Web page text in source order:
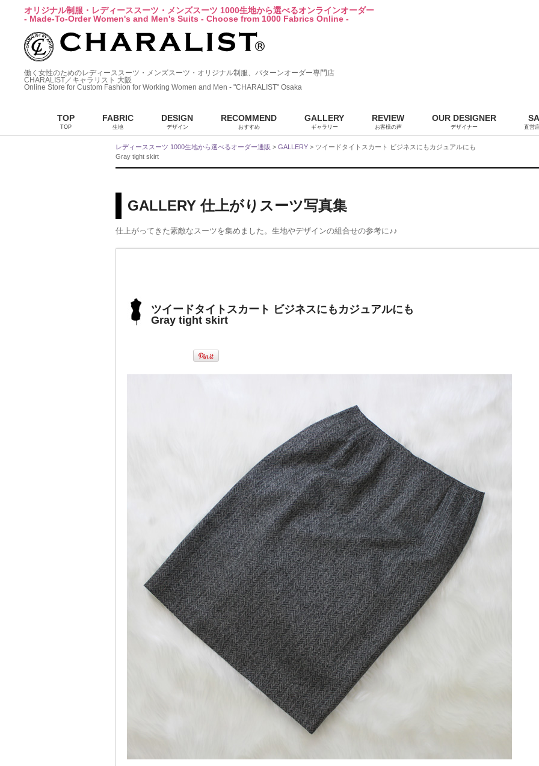
オリジナル制服・レディーススーツ・メンズスーツ 1000生地から選べるオンラインオーダー
- Made-To-Order Women's and Men's Suits - Choose from 1000 Fabrics Online -
働く女性のためのレディーススーツ・メンズスーツ・オリジナル制服、パターンオーダー専門店
CHARALIST／キャラリスト 大阪
Online Store for Custom Fashion for Working Women and Men - "CHARALIST" Osaka
TOP
TOP
FABRIC
生地
DESIGN
デザイン
RECOMMEND
おすすめ
GALLERY
ギャラリー
REVIEW
お客様の声
OUR DESIGNER
デザイナー 直営
レディーススーツ 1000生地から選べるオーダー通販 > GALLERY > ツイードタイトスカート ビジネスにもカジュアルにも
Gray tight skirt
GALLERY 仕上がりスーツ写真集
仕上がってきた素敵なスーツを集めました。生地やデザインの組合せの参考に♪♪
ツイードタイトスカート ビジネスにもカジュアルにも
Gray tight skirt